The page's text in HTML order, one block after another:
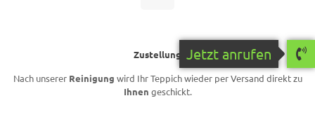
Zustellung
Nach unserer Reinigung wird Ihr Teppich wieder per Versand direkt zu
Ihnen geschickt.
Jetzt anrufen